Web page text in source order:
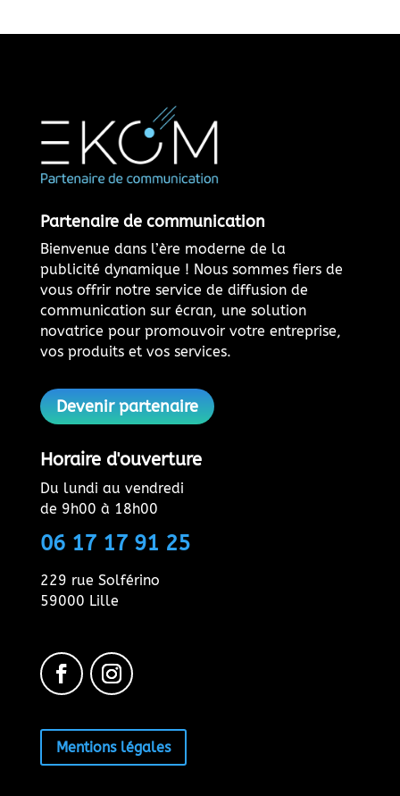
Partenaire de communication
Bienvenue dans l’ère moderne de la
publicité dynamique ! Nous sommes fiers de
vous offrir notre service de diffusion de
communication sur écran, une solution
novatrice pour promouvoir votre entreprise,
vos produits et vos services.
Devenir partenaire
Horaire d'ouverture
Du lundi au vendredi
de 9h00 à 18h00
06 17 17 91 25
229 rue Solférino
59000 Lille
Mentions légales